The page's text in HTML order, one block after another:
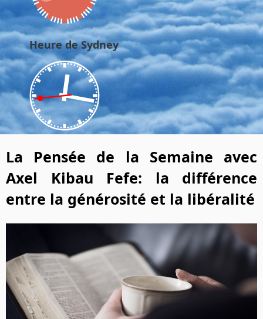
Heure de Sydney
La Pensée de la Semaine avec
Axel Kibau Fefe: la différence
entre la générosité et la libéralité